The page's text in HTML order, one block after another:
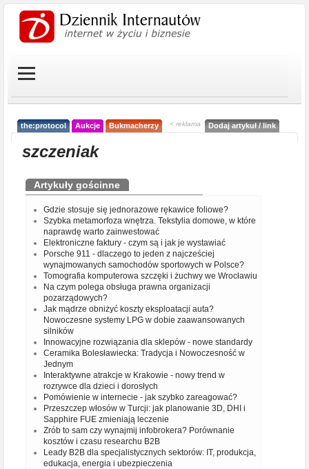
the:protocol Aukcje Bukmacherzy < reklama Dodaj artykuł / link
szczeniak
Artykuły gościnne
Gdzie stosuje się jednorazowe rękawice foliowe?
Szybka metamorfoza wnętrza. Tekstylia domowe, w które
naprawdę warto zainwestować
Elektroniczne faktury - czym są i jak je wystawiać
Porsche 911 - dlaczego to jeden z najcześciej
wynajmowanych samochodów sportowych w Polsce?
Tomografia komputerowa szczęki i żuchwy we Wrocławiu
Na czym polega obsługa prawna organizacji
pozarządowych?
Jak mądrze obniżyć koszty eksploatacji auta?
Nowoczesne systemy LPG w dobie zaawansowanych
silników
Innowacyjne rozwiązania dla sklepów - nowe standardy
Ceramika Bolesławiecka: Tradycja i Nowoczesność w
Jednym
Interaktywne atrakcje w Krakowie - nowy trend w
rozrywce dla dzieci i dorosłych
Pomówienie w internecie - jak szybko zareagować?
Przeszczep włosów w Turcji: jak planowanie 3D, DHI i
Sapphire FUE zmieniają leczenie
Zrób to sam czy wynajmij infobrokera? Porównanie
kosztów i czasu researchu B2B
Leady B2B dla specjalistycznych sektorów: IT, produkcja,
edukacja, energia i ubezpieczenia